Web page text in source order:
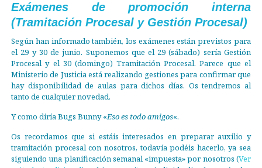
Exámenes de promoción interna
(Tramitación Procesal y Gestión Procesal)
Según han informado también, los exámenes están previstos para
el 29 y 30 de junio. Suponemos que el 29 (sábado) sería Gestión
Procesal y el 30 (domingo) Tramitación Procesal. Parece que el
Ministerio de Justicia está realizando gestiones para confirmar que
hay disponibilidad de aulas para dichos días. Os tendremos al
tanto de cualquier novedad.
Y como diría Bugs Bunny «Eso es todo amigos«.
Os recordamos que si estáis interesados en preparar auxilio y
tramitación procesal con nosotros, todavía podéis hacerlo, ya sea
siguiendo una planificación semanal «impuesta» por nosotros (Ver